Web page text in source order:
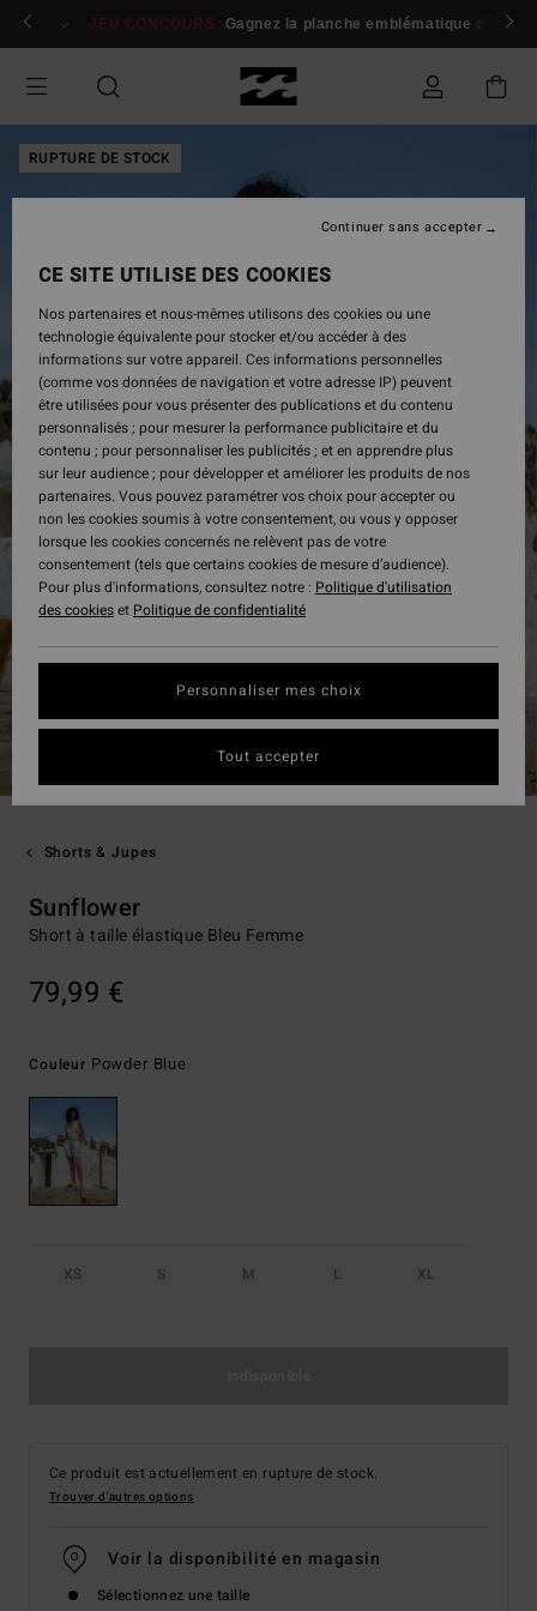
Passer
produit
Se connecter / s'inscrire
JEU CONCOURS Gagnez la planche emblématique d'Andy
RUPTURE DE STOCK
Shorts & Jupes
Sunflower
Short à taille élastique Bleu Femme
79,99 €
Couleur Powder Blue
XS S M L XL
Ce produit est actuellement en rupture de stock.
Trouver d'autres options
Voir la disponibilité en magasin
Sélectionnez une taille
CE SITE UTILISE DES COOKIES
Nos partenaires et nous-mêmes utilisons des cookies ou une
technologie équivalente pour stocker et/ou accéder à des
informations sur votre appareil. Ces informations personnelles
(comme vos données de navigation et votre adresse IP) peuvent
être utilisées pour vous présenter des publications et du contenu
personnalisés ; pour mesurer la performance publicitaire et du
contenu ; pour personnaliser les publicités ; et en apprendre plus
sur leur audience ; pour développer et améliorer les produits de nos
partenaires. Vous pouvez paramétrer vos choix pour accepter ou
non les cookies soumis à votre consentement, ou vous y opposer
lorsque les cookies concernés ne relèvent pas de votre
consentement (tels que certains cookies de mesure d’audience).
Pour plus d'informations, consultez notre : Politique d'utilisation
des cookieset Politique de confidentialité
Personnaliser mes choix
Continuer sans accepter
Tout accepter